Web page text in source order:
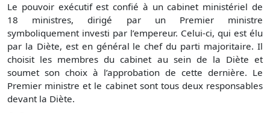
Le pouvoir exécutif est confié à un cabinet ministériel de
18 ministres, dirigé par un Premier ministre
symboliquement investi par l’empereur. Celui-ci, qui est élu
par la Diète, est en général le chef du parti majoritaire. Il
choisit les membres du cabinet au sein de la Diète et
soumet son choix à l’approbation de cette dernière. Le
Premier ministre et le cabinet sont tous deux responsables
devant la Diète.